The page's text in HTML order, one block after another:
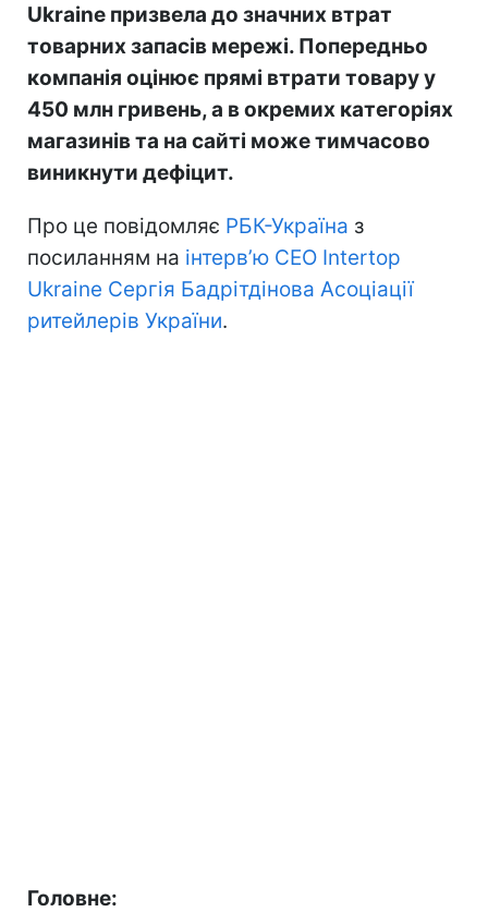
Ukraine призвела до значних втрат
товарних запасів мережі. Попередньо
компанія оцінює прямі втрати товару у
450 млн гривень, а в окремих категоріях
магазинів та на сайті може тимчасово
виникнути дефіцит.
Про це повідомляє РБК-Україна з
посиланням на інтерв’ю CEO Intertop
Ukraine Сергія Бадрітдінова Асоціації
ритейлерів України.
Головне: